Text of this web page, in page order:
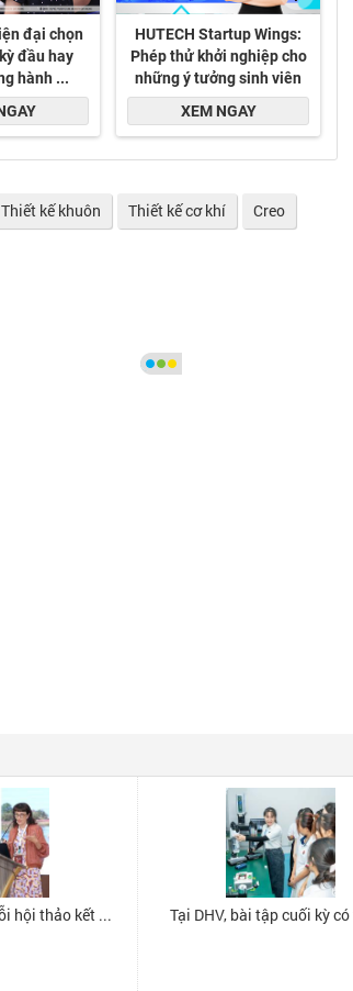
Thiết kế khuôn Thiết kế cơ khí
Creo